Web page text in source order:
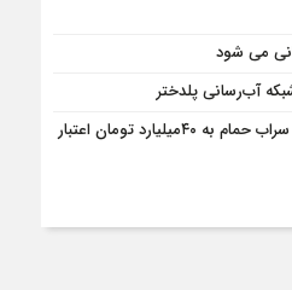
می شود
برای احداث کانال سنگی شهر سراب حمام به ۴۰میلیارد تومان اعتبار